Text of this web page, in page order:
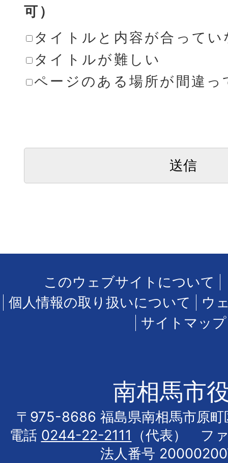
可）
タイトルと内容が合ってい
タイトルが難しい
ページのある場所が間違っ
このウェブサイトについて
個人情報の取り扱いについて
ウ
サイトマップ
南相馬市
〒975-8686 福島県南相馬市原町
電話 0244-22-2111
（代表） フ
法人番号